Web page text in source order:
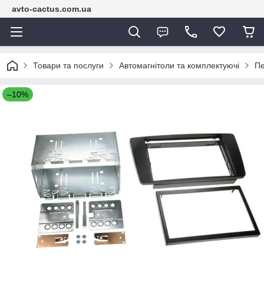
avto-cactus.com.ua
Товари та послуги Автомагнітоли та комплектуючі
–10%